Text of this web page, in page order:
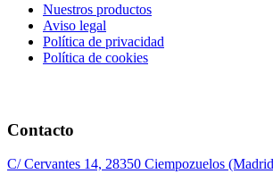
Nuestros productos
Aviso legal
Política de privacidad
Política de cookies
Contacto
C/ Cervantes 14, 28350 Ciempozuelos